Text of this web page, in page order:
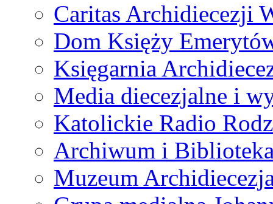
Caritas Archidiecezji
Dom Księży
Księgarnia
Media diecezjalne i
Katolickie Radio
Archiwum i
Muzeum